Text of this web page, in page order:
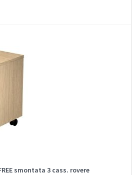
smontata 3 cass. rovere